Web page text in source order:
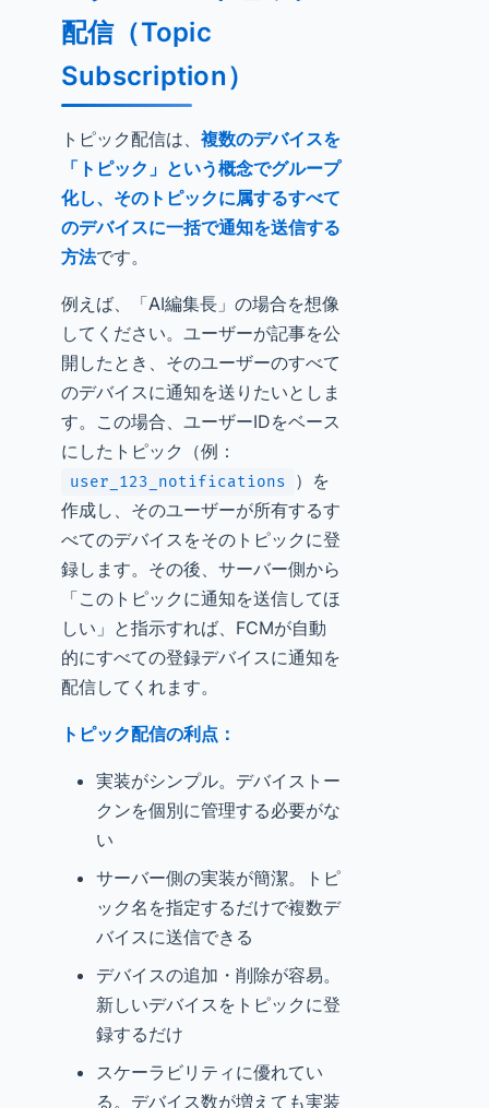
配信（Topic
Subscription）
トピック配信は、 複数のデバイスを
「トピック」という概念でグループ
化し、そのトピックに属するすべて
のデバイスに一括で通知を送信する
方法です。
例えば、「AI編集長」の場合を想像
してください。ユーザーが記事を公
開したとき、そのユーザーのすべて
のデバイスに通知を送りたいとしま
す。この場合、ユーザーIDをベース
にしたトピック（例：
user_123_notifications
）を
作成し、そのユーザーが所有するす
べてのデバイスをそのトピックに登
録します。その後、サーバー側から
「このトピックに通知を送信してほ
しい」と指示すれば、FCMが自動
的にすべての登録デバイスに通知を
配信してくれます。
トピック配信の利点：
実装がシンプル。デバイストー
クンを個別に管理する必要がな
い
サーバー側の実装が簡潔。トピ
ック名を指定するだけで複数デ
バイスに送信できる
デバイスの追加・削除が容易。
新しいデバイスをトピックに登
録するだけ
スケーラビリティに優れてい
る。デバイス数が増えても実装